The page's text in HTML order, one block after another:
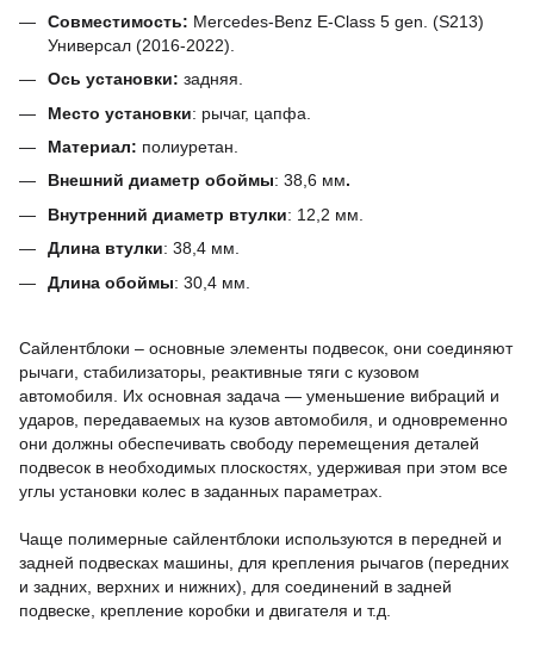
Совместимость: Mercedes-Benz E-Class 5 gen. (S213)
Универсал (2016-2022).
Ось установки: задняя.
Место установки: рычаг, цапфа.
Материал: полиуретан.
Внешний диаметр обоймы: 38,6 мм.
Внутренний диаметр втулки: 12,2 мм.
Длина втулки: 38,4 мм.
Длина обоймы: 30,4 мм.
Сайлентблоки – основные элементы подвесок, они соединяют
рычаги, стабилизаторы, реактивные тяги с кузовом
автомобиля.
Их основная задача — уменьшение вибраций и
ударов, передаваемых на кузов автомобиля, и одновременно
они должны обеспечивать свободу перемещения деталей
подвесок в необходимых плоскостях, удерживая при этом все
углы установки колес в заданных параметрах.
Чаще полимерные сайлентблоки используются в передней и
задней подвесках машины,
для крепления рычагов (передних
и задних, верхних и нижних),
для соединений в задней
подвеске, крепление коробки и двигателя и т.д.